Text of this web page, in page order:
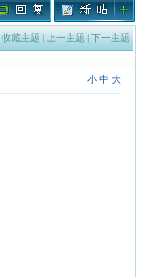
收藏主题 | 上一主题 | 下一主题
小 中 大